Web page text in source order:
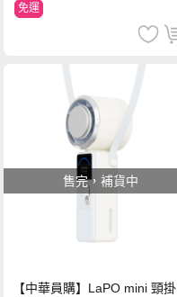
免運
售完，補貨中
【中華員購】LaPO mini 頸掛